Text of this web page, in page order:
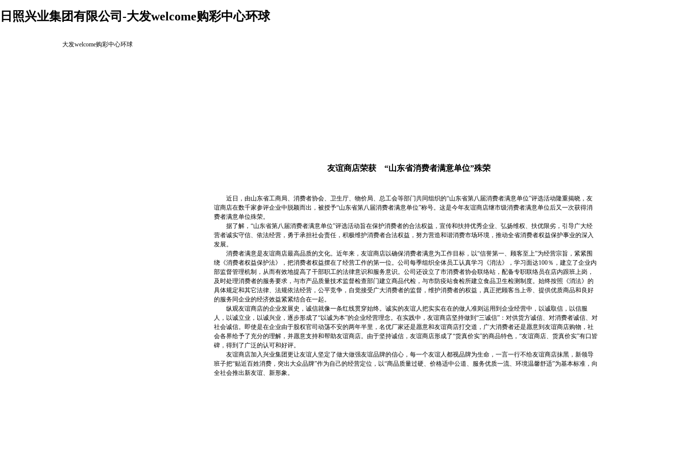
日照兴业集团有限公司-大发welcome购彩中心环球
大发welcome购彩中心环球
友谊商店荣获 “山东省消费者满意单位”殊荣
近日，由山东省工商局、消费者协会、卫生厅、物价局、总工会等部门共同组织的“山东省第八届消费者满意单位”评选活动隆重揭晓，友
谊商店在数千家参评企业中脱颖而出，被授予“山东省第八届消费者满意单位”称号。这是今年友谊商店继市级消费者满意单位后又一次获得消
费者满意单位殊荣。
据了解，“山东省第八届消费者满意单位”评选活动旨在保护消费者的合法权益，宣传和扶持优秀企业、弘扬维权、扶优限劣，引导广大经
营者诚实守信、依法经营，勇于承担社会责任，积极维护消费者合法权益，努力营造和谐消费市场环境，推动全省消费者权益保护事业的深入
发展。
消费者满意是友谊商店最高品质的文化。近年来，友谊商店以确保消费者满意为工作目标，以“信誉第一、顾客至上”为经营宗旨，紧紧围
绕《消费者权益保护法》，把消费者权益摆在了经营工作的第一位。公司每季组织全体员工认真学习《消法》，学习面达100％，建立了企业内
部监督管理机制，从而有效地提高了干部职工的法律意识和服务意识。公司还设立了市消费者协会联络站，配备专职联络员在店内跟班上岗，
及时处理消费者的服务要求，与市产品质量技术监督检查部门建立商品代检，与市防疫站食检所建立食品卫生检测制度。始终按照《消法》的
具体规定和其它法律、法规依法经营，公平竞争，自觉接受广大消费者的监督，维护消费者的权益，真正把顾客当上帝、提供优质商品和良好
的服务同企业的经济效益紧紧结合在一起。
纵观友谊商店的企业发展史，诚信就像一条红线贯穿始终。诚实的友谊人把实实在在的做人准则运用到企业经营中，以诚取信，以信服
人，以诚立业，以诚兴业，逐步形成了“以诚为本”的企业经营理念。在实践中，友谊商店坚持做到“三诚信”：对供货方诚信、对消费者诚信、对
社会诚信。即使是在企业由于股权官司动荡不安的两年半里，名优厂家还是愿意和友谊商店打交道，广大消费者还是愿意到友谊商店购物，社
会各界给予了充分的理解，并愿意支持和帮助友谊商店。由于坚持诚信，友谊商店形成了“货真价实”的商品特色，“友谊商店、货真价实”有口皆
碑，得到了广泛的认可和好评。
友谊商店加入兴业集团更让友谊人坚定了做大做强友谊品牌的信心，每一个友谊人都视品牌为生命，一言一行不给友谊商店抹黑，新领导
班子把“贴近百姓消费，突出大众品牌”作为自己的经营定位，以“商品质量过硬、价格适中公道、服务优质一流、环境温馨舒适”为基本标准，向
全社会推出新友谊、新形象。